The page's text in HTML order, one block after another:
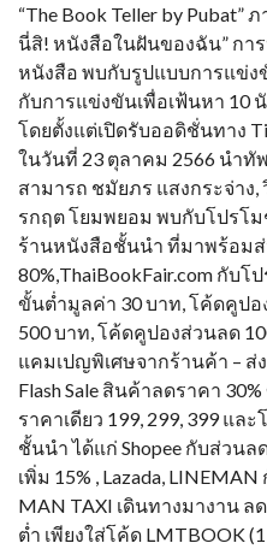
“The Book Teller by Pubat”
นี่สิ! หนังสือในฝันของฉัน” กา
หนังสือ พบกับรูปแบบการแข่ง
กับการแข่งขันเพื่อเฟ้นหา 10
โดยตั้งแต่เปิดรับออดิชั่นทาง
ในวันที่ 23 ตุลาคม 2566 นำทั
สามารถ ชมัยภร แสงกระจ่าง
รกฤต โยมพยอม พบกับโปรโ
ร้านหนังสือชั้นนำ ที่มาพร้อม
80%,ThaiBookFair.com กับ
ขั้นต่ำมูลค่า 30 บาท, โค้ดคูป
500 บาท, โค้ดคูปองส่วนลด
แคมเปญพิเศษจากร้านค้า – ส่
Flash Sale สินค้าลดราคา
ราคาเดียว 199, 299, 399 แล
ชั้นนำ ได้แก่ Shopee กับส่วน
เพิ่ม 15% , Lazada,
MAN TAXI เดินทางมางาน
ต่ำ เพียงใส่โค้ด LMTBOOK